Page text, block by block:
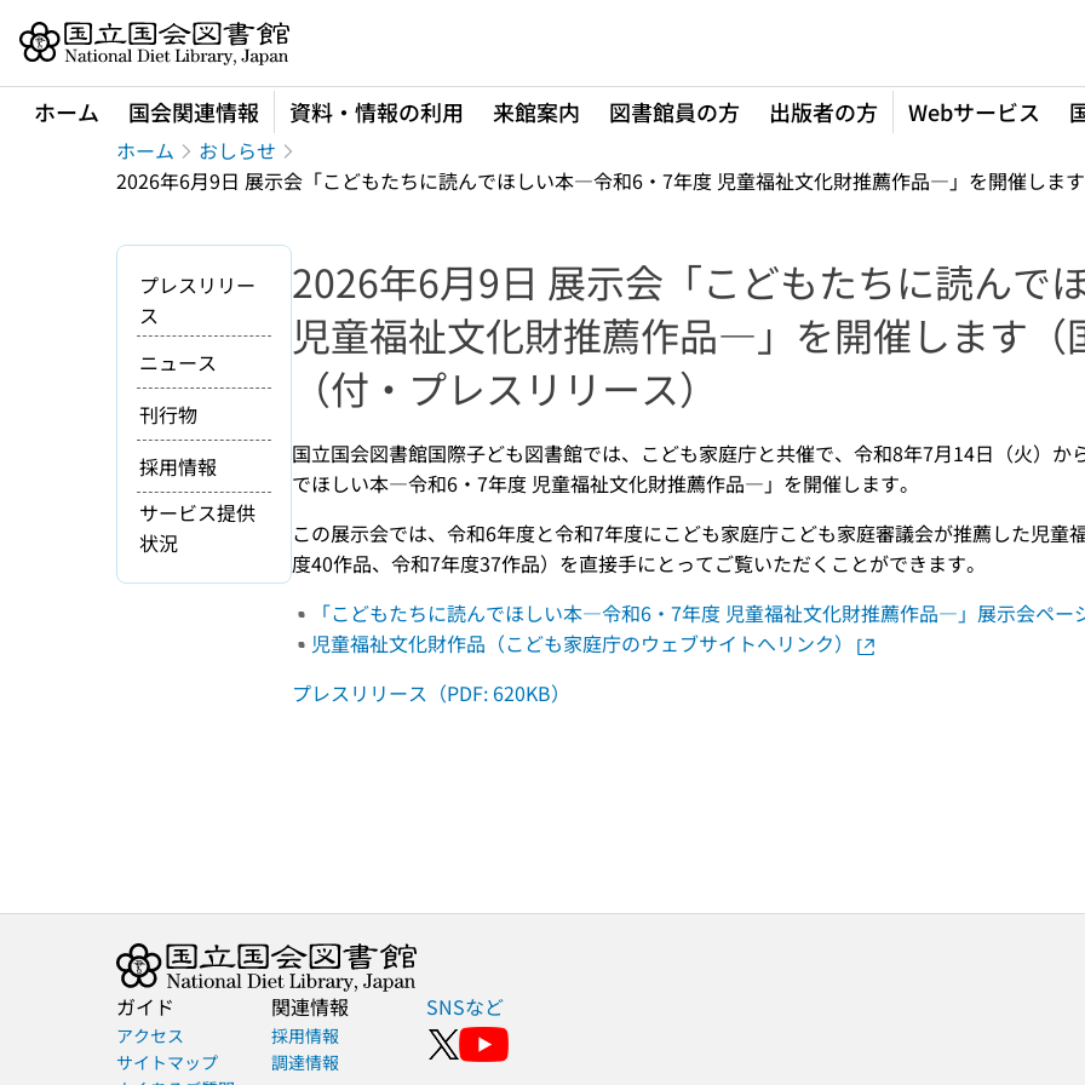
本文へ移動
ホーム 国会関連情報 資料・情報の利用 来館案内 図書館員の方 出版者の方 Webサービス
ホーム
おしらせ
2026年6月9日 展示会「こどもたちに読んでほしい本―令和6・7年度 児童福祉文化財推薦作品―」を開催しま
2026年6月9日 展示会「こどもたちに読んで
児童福祉文化財推薦作品―」を開催します（
（付・プレスリリース）
国立国会図書館国際子ども図書館では、こども家庭庁と共催で、令和8年7月14日（火）
でほしい本―令和6・7年度 児童福祉文化財推薦作品―」を開催します。
この展示会では、令和6年度と令和7年度にこども家庭庁こども家庭審議会が推薦した児
度40作品、令和7年度37作品）を直接手にとってご覧いただくことができます。
「こどもたちに読んでほしい本―令和6・7年度 児童福祉文化財推薦作品―」展示会ペー
児童福祉文化財作品（こども家庭庁のウェブサイトへリンク）
プレスリリース（PDF: 620KB）
プレスリリー
ス
ニュース
刊行物
採用情報
サービス提供
状況
ガイド
アクセス
サイトマップ
関連情報
採用情報
調達情報
SNSなど